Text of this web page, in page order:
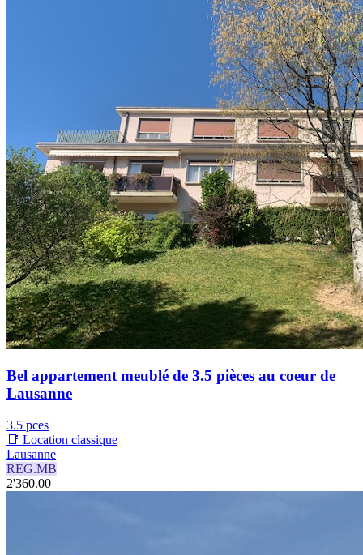
Bel appartement meublé de 3.5 pièces au coeur de
Lausanne
3.5 pces
📑 Location classique
Lausanne
REG.MB
2'360.00